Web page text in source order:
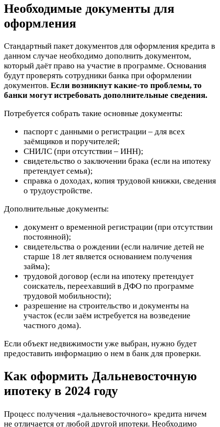
Необходимые документы для
оформления
Стандартный пакет документов для оформления кредита в
данном случае необходимо дополнить документом,
который даёт право на участие в программе. Основания
будут проверять сотрудники банка при оформлении
документов. Если возникнут какие-то проблемы, то
банки могут истребовать дополнительные сведения.
Потребуется собрать такие основные документы:
паспорт с данными о регистрации – для всех
заёмщиков и поручителей;
СНИЛС (при отсутствии – ИНН);
свидетельство о заключении брака (если на ипотеку
претендует семья);
справка о доходах, копия трудовой книжки, сведения
о трудоустройстве.
Дополнительные документы:
документ о временной регистрации (при отсутствии
постоянной);
свидетельства о рождении (если наличие детей не
старше 18 лет является основанием получения
займа);
трудовой договор (если на ипотеку претендует
соискатель, переехавший в ДФО по программе
трудовой мобильности);
разрешение на строительство и документы на
участок (если заём истребуется на возведение
частного дома).
Если объект недвижимости уже выбран, нужно будет
предоставить информацию о нем в банк для проверки.
Как оформить Дальневосточную
ипотеку в 2024 году
Процесс получения «дальневосточного» кредита ничем
не отличается от любой другой ипотеки. Необходимо